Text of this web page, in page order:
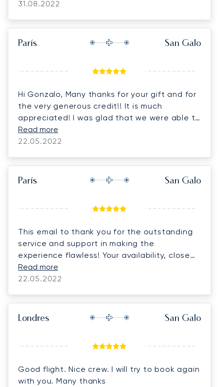
31.08.2022
París San Galo
Hi Gonzalo, Many thanks for your gift and for
the very generous credit!! It is much
appreciated! I was glad that we were able to
collaborate together
Read more
22.05.2022
París San Galo
This email to thank you for the outstanding
service and support in making the
experience flawless! Your availability, close
follow-up and professionalism were greatly
appreciated. Looking forward to our next
Read more
22.05.2022
Londres San Galo
Good flight. Nice crew. I will try to book again
with you. Many thanks